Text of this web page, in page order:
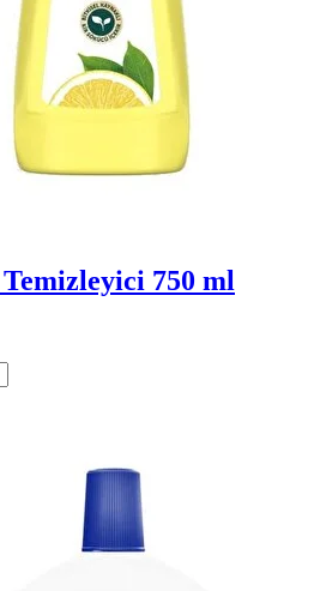
750 ml